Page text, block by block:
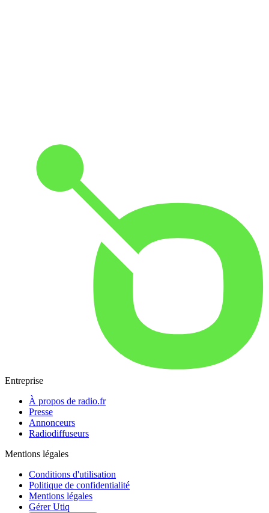
Entreprise
À propos de radio.fr
Presse
Annonceurs
Radiodiffuseurs
Mentions légales
Conditions d'utilisation
Politique de confidentialité
Mentions légales
Gérer Utiq